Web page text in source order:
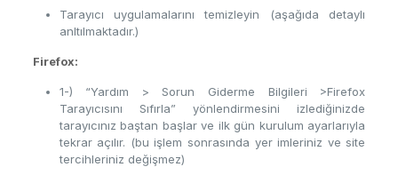
Tarayıcı uygulamalarını temizleyin (aşağıda detaylı
anltılmaktadır.)
Firefox:
1-) “Yardım > Sorun Giderme Bilgileri >Firefox
Tarayıcısını Sıfırla” yönlendirmesini izlediğinizde
tarayıcınız baştan başlar ve ilk gün kurulum ayarlarıyla
tekrar açılır. (bu işlem sonrasında yer imleriniz ve site
tercihleriniz değişmez)